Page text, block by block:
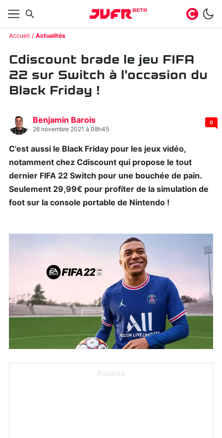
BETA
Accueil Actualités
Cdiscount brade le jeu FIFA
22 sur Switch à l'occasion du
Black Friday !
Benjamin Barois
26 novembre 2021 à 08h45
0
C'est aussi le Black Friday pour les jeux vidéo,
notamment chez Cdiscount qui propose le tout
dernier FIFA 22 Switch pour une bouchée de pain.
Seulement 29,99€ pour profiter de la simulation de
foot sur la console portable de Nintendo !
Publicité